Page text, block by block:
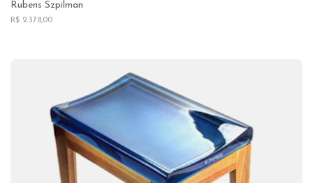
Rubens Szpilman
R$ 2.378,00